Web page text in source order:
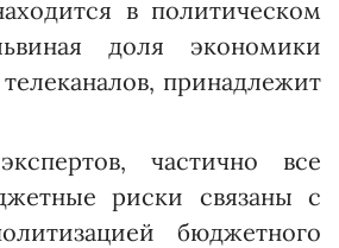
в политическом
доля экономики
принадлежит
частично все
риски связаны с
бюджетного